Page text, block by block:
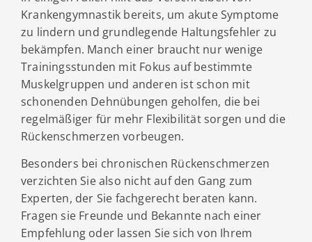
Krankengymnastik bereits, um akute Symptome
zu lindern und grundlegende Haltungsfehler zu
bekämpfen. Manch einer braucht nur wenige
Trainingsstunden mit Fokus auf bestimmte
Muskelgruppen und anderen ist schon mit
schonenden Dehnübungen geholfen, die bei
regelmäßiger für mehr Flexibilität sorgen und die
Rückenschmerzen vorbeugen.
Besonders bei chronischen Rückenschmerzen
verzichten Sie also nicht auf den Gang zum
Experten, der Sie fachgerecht beraten kann.
Fragen sie Freunde und Bekannte nach einer
Empfehlung oder lassen Sie sich von Ihrem